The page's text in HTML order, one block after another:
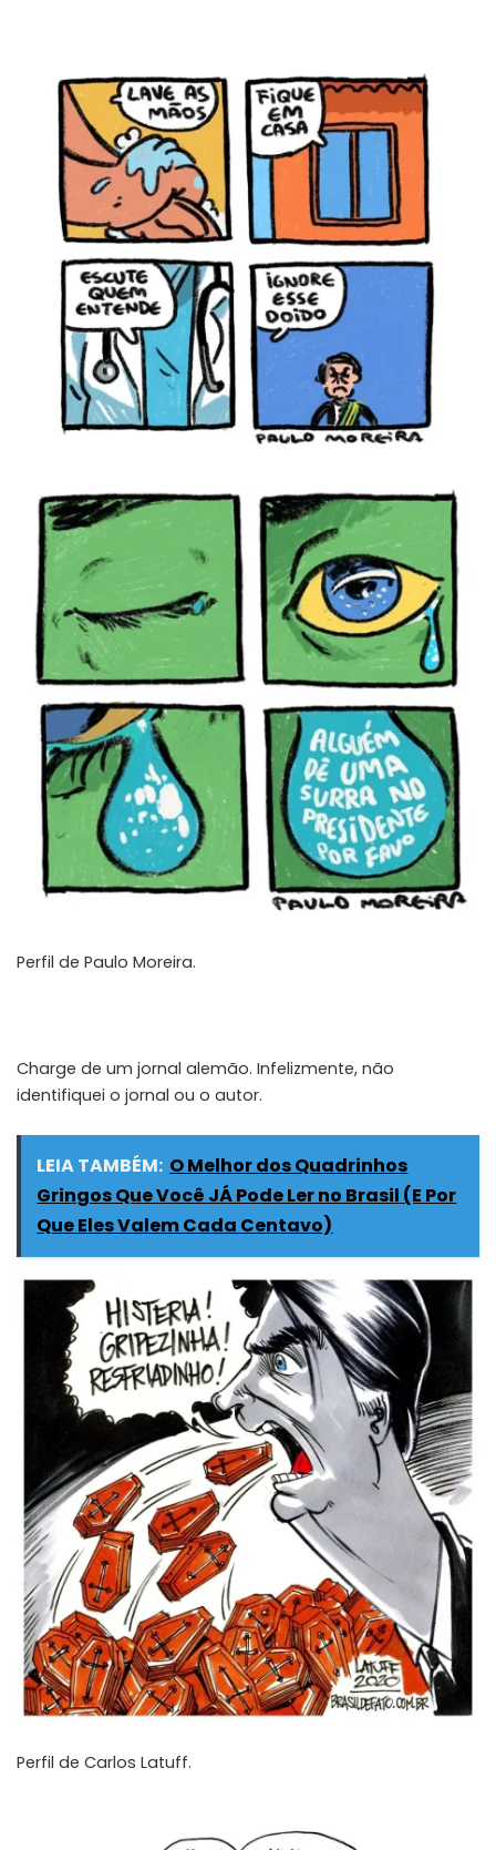
Perfil de Paulo Moreira.
Charge de um jornal alemão. Infelizmente, não
identifiquei o jornal ou o autor.
LEIA TAMBÉM: O Melhor dos Quadrinhos
Gringos Que Você JÁ Pode Ler no Brasil (E Por
Que Eles Valem Cada Centavo)
Perfil de Carlos Latuff.